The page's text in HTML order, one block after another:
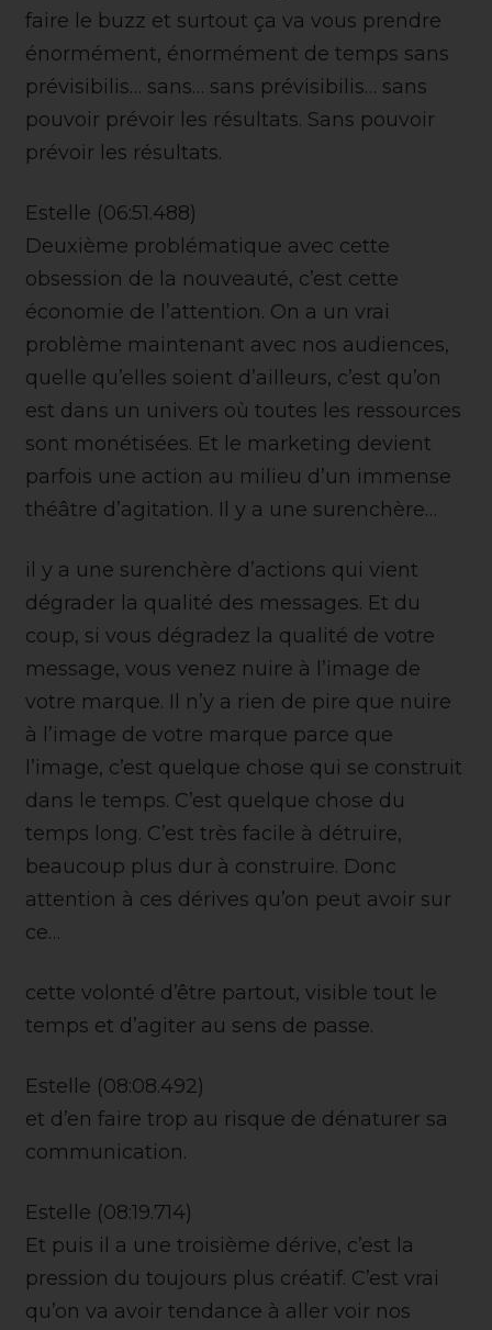
faire le buzz et surtout ça va vous prendre
énormément, énormément de temps sans
prévisibilis… sans… sans prévisibilis… sans
pouvoir prévoir les résultats. Sans pouvoir
prévoir les résultats.
Estelle (06:51.488)
Deuxième problématique avec cette
obsession de la nouveauté, c’est cette
économie de l’attention. On a un vrai
problème maintenant avec nos audiences,
quelle qu’elles soient d’ailleurs, c’est qu’on
est dans un univers où toutes les ressources
sont monétisées. Et le marketing devient
parfois une action au milieu d’un immense
théâtre d’agitation. Il y a une surenchère…
il y a une surenchère d’actions qui vient
dégrader la qualité des messages. Et du
coup, si vous dégradez la qualité de votre
message, vous venez nuire à l’image de
votre marque. Il n’y a rien de pire que nuire
à l’image de votre marque parce que
l’image, c’est quelque chose qui se construit
dans le temps. C’est quelque chose du
temps long. C’est très facile à détruire,
beaucoup plus dur à construire. Donc
attention à ces dérives qu’on peut avoir sur
ce…
cette volonté d’être partout, visible tout le
temps et d’agiter au sens de passe.
Estelle (08:08.492)
et d’en faire trop au risque de dénaturer sa
communication.
Estelle (08:19.714)
Et puis il a une troisième dérive, c’est la
pression du toujours plus créatif. C’est vrai
qu’on va avoir tendance à aller voir nos